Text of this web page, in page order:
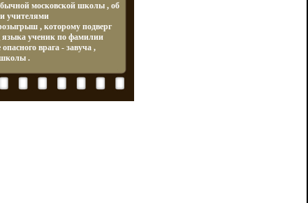
московской школы , об
учителями
, которому подверг
языка ученик по фамилии
врага - завуча ,
школы .